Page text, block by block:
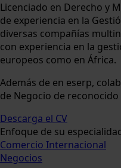
Licenciado en Derecho y
de experiencia en la
diversas compañías
con experiencia en la
europeos como en África.
Además de en eserp,
de Negocio de
Descarga el CV
Enfoque de su
Comercio Internacional
Negocios